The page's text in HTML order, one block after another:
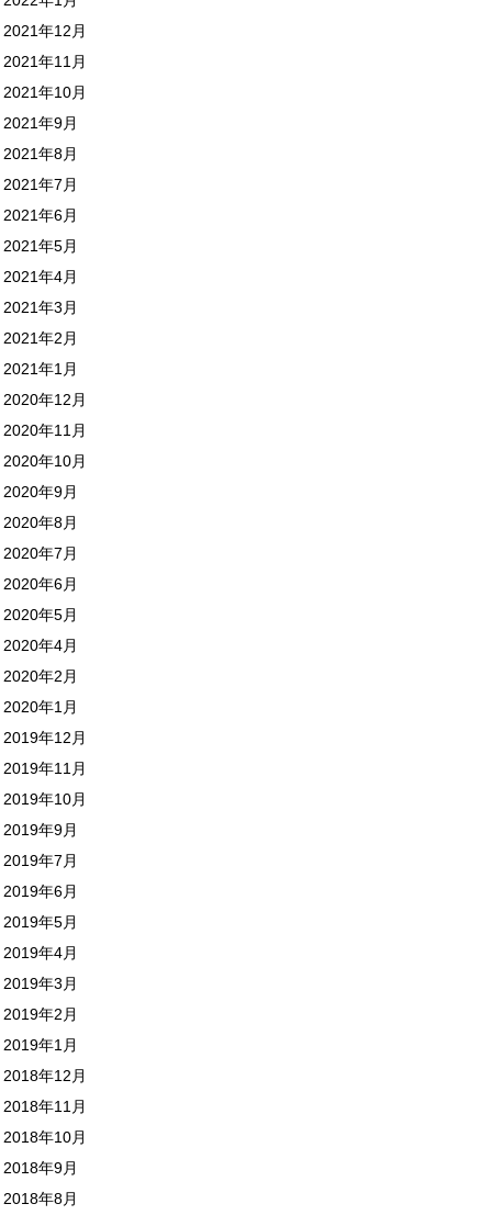
2021年12月
2021年11月
2021年10月
2021年9月
2021年8月
2021年7月
2021年6月
2021年5月
2021年4月
2021年3月
2021年2月
2021年1月
2020年12月
2020年11月
2020年10月
2020年9月
2020年8月
2020年7月
2020年6月
2020年5月
2020年4月
2020年2月
2020年1月
2019年12月
2019年11月
2019年10月
2019年9月
2019年7月
2019年6月
2019年5月
2019年4月
2019年3月
2019年2月
2019年1月
2018年12月
2018年11月
2018年10月
2018年9月
2018年8月